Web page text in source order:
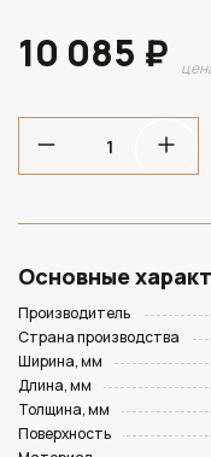
10 085 ₽
Основные
Производитель
Страна производства
Ширина, мм
Длина, мм
Толщина, мм
Поверхность